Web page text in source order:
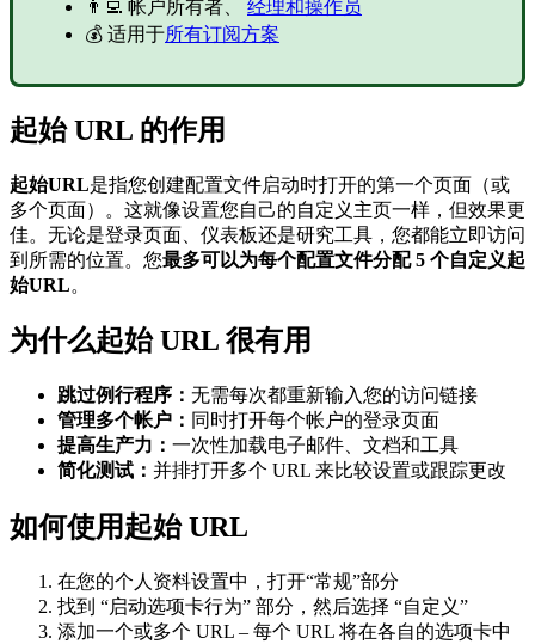
👨‍💻 帐户所有者、 经理和操作员
💰 适用于所有订阅方案
起始 URL 的作用
起始URL是指您创建配置文件启动时打开的第一个页面（或
多个页面）。这就像设置您自己的自定义主页一样，但效果更
佳。无论是登录页面、仪表板还是研究工具，您都能立即访问
到所需的位置。您最多可以为每个配置文件分配 5 个自定义起
始URL。
为什么起始 URL 很有用
跳过例行程序： 无需每次都重新输入您的访问链接
管理多个帐户： 同时打开每个帐户的登录页面
提高生产力： 一次性加载电子邮件、文档和工具
简化测试： 并排打开多个 URL 来比较设置或跟踪更改
如何使用起始 URL
在您的个人资料设置中，打开“常规”部分
找到 “启动选项卡行为” 部分，然后选择 “自定义”
添加一个或多个 URL – 每个 URL 将在各自的选项卡中